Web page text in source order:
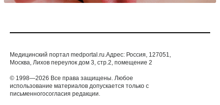
Медицинский портал medportal.ru.Адрес: Россия, 127051,
Москва, Лихов переулок дом 3, стр.2, помещение 2
© 1998—2026 Все права защищены. Любое
использование материалов допускается только с
письменногосогласия редакции.